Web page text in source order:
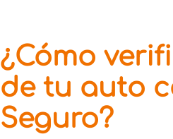
¿Cómo
de tu auto
Seguro?